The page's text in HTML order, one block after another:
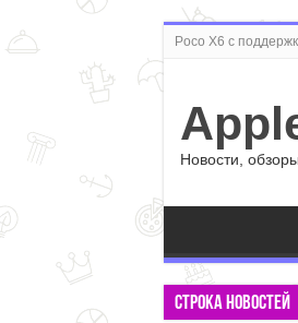
Poco X6 с
Новости,
Строка новостей